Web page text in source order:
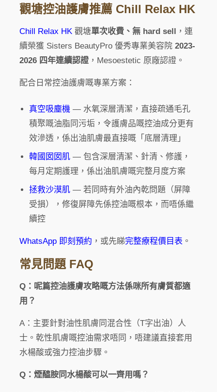
觀塘控油護膚推薦 Chill Relax HK
Chill Relax HK 觀塘單次收費、無 hard sell
，連
續榮獲 Sisters BeautyPro 優秀專業美容院 2023-
2026 四年連續認證 ，Mesoestetic 原廠認證。
配合日常控油護膚嘅專業方案：
真空吸塵機 — 水氧深層清潔，直接疏通毛孔
積聚嘅油脂同污垢，令護膚品嘅控油成分更有
效滲透，係出油肌膚最直接嘅「底層清理」
韓國囡囡肌 — 包含深層清潔、針清、修護，
每月定期護理，係出油肌膚嘅完整月度方案
拯救沙漠肌 — 若同時有外油內乾問題（屏障
受損），修復屏障先係控油嘅根本，而唔係繼
續控
WhatsApp 即刻預約 ，或先睇完整療程價目表 。
常見問題 FAQ
Q：呢篇控油護膚攻略嘅方法係咪所有膚質都適
用？
A：主要針對油性肌膚同混合性（T字出油）人
士。乾性肌膚嘅控油需求唔同，唔建議直接套用
水楊酸或強力控油步驟。
Q：煙醯胺同水楊酸可以一齊用嗎？